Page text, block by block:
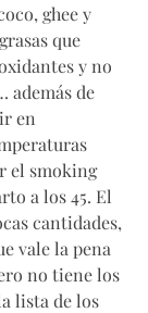
ghee y
que
y no
además de
en
el smoking
a los 45. El
cantidades,
vale la pena
no tiene los
lista de los